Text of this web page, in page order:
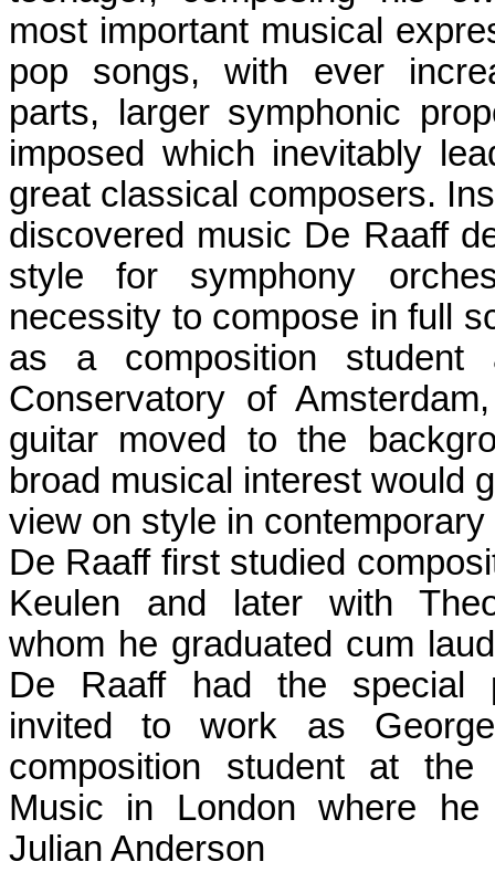
most important musical
pop songs, with ever
parts, larger symphonic
imposed which inevitably
great classical composers.
discovered music De Raaff
style for symphony
necessity to compose in full
as a composition student
Conservatory of
guitar moved to the
broad musical interest would
view on style in
De Raaff first studied
Keulen and later with
whom he graduated cum
De Raaff had the special
invited to work as George
composition student at
Music in London where
Julian Anderson